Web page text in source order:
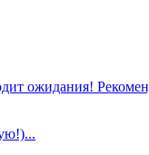
ожидания!